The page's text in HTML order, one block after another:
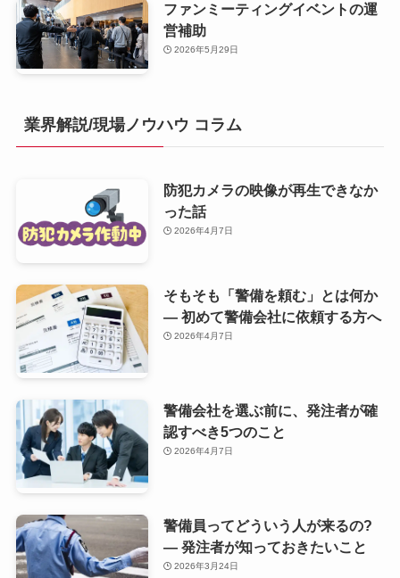
ファンミーティングイベントの運
営補助
2026年5月29日
業界解説/現場ノウハウ コラム
防犯カメラの映像が再生できなか
った話
2026年4月7日
そもそも「警備を頼む」とは何か
— 初めて警備会社に依頼する方へ
2026年4月7日
警備会社を選ぶ前に、発注者が確
認すべき5つのこと
2026年4月7日
警備員ってどういう人が来るの?
— 発注者が知っておきたいこと
2026年3月24日